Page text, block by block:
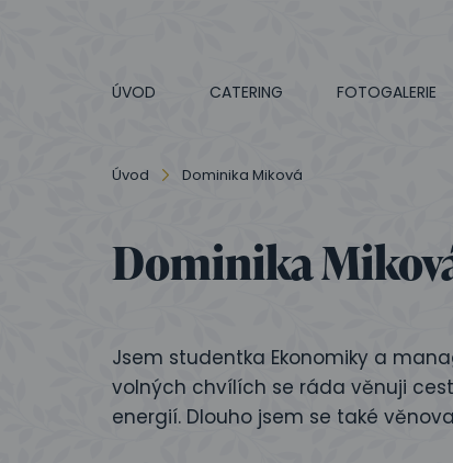
ÚVOD CATERING FOTOGALERIE
Úvod Dominika Miková
Dominika
Jsem studentka Ekonomiky a
volných chvílích se ráda věnuji
energií. Dlouho jsem se také